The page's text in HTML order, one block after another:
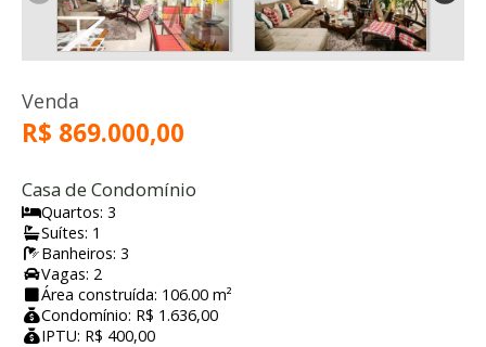
Venda
R$ 869.000,00
Casa de Condomínio
Quartos: 3
Suítes: 1
Banheiros: 3
Vagas: 2
Área construída: 106.00 m²
Condomínio: R$ 1.636,00
IPTU: R$ 400,00